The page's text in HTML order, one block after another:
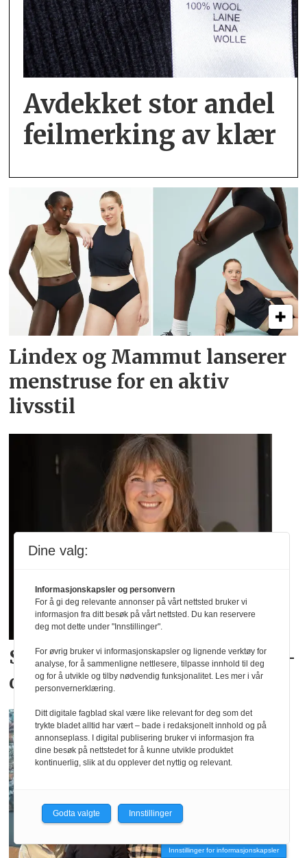
Avdekket stor andel
feil­merking av klær
Lindex og Mammut lanserer
menstruse for en aktiv
livsstil
Skyhøy interesse forlandslags­
drakter
Innstillinger for informasjonskapsler
Dine valg:
Informasjonskapsler og personvern
For å gi deg relevante annonser på vårt nettsted bruker vi
informasjon fra ditt besøk på vårt nettsted. Du kan reservere
deg mot dette under "Innstillinger".
For øvrig bruker vi informasjonskapsler og lignende verktøy for
analyse, for å sammenligne nettlesere, tilpasse innhold til deg
og for å utvikle og tilby nødvendig funksjonalitet. Les mer i vår
personvernerklæring.
Ditt digitale fagblad skal være like relevant for deg som det
trykte bladet alltid har vært – bade i redaksjonelt innhold og på
annonseplass. I digital publisering bruker vi informasjon fra
dine besøk på nettstedet for å kunne utvikle produktet
kontinuerlig, slik at du opplever det nyttig og relevant.
Godta valgte Innstillinger